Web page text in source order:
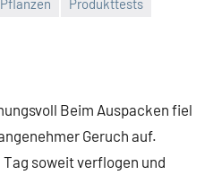
Produkttests
Beim Auspacken fiel
Geruch auf.
soweit verflogen und